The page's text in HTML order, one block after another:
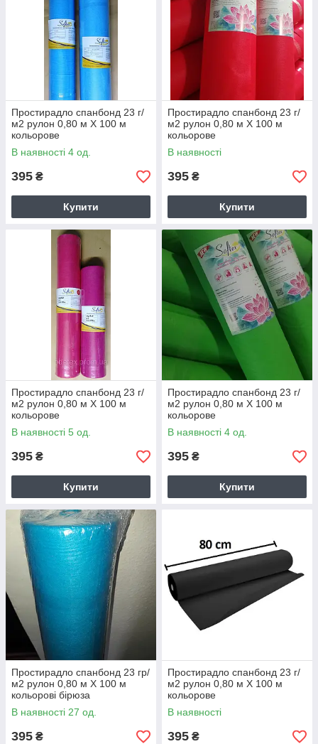
Рулонні простирадла з спанбонду з
доставкою по Україні
Поліпропіленовий спанбонд має доступну вартість, що також
завоював довіру і любов користувачів. Інтернет-магазин SPA
PRODUCTS+ реалізує рулони одноразових простирадлом
різних кольорів і різного метражу. Такий варіант фасування
чудово підходить для професійного використання.
Купуйте простирадла з спанбонду за мінімальною ціною на
ринку, скоротіть свої витрати!
Простирадло спанбонд 23 г/
м2 рулон 0,80 м Х 100 м
кольорове
В наявності 4 од.
395 ₴
Купити
Простирадло спанбонд 23 г/
м2 рулон 0,80 м Х 100 м
кольорове
В наявності
395 ₴
Купити
Простирадло спанбонд 23 г/
м2 рулон 0,80 м Х 100 м
кольорове
В наявності 5 од.
395 ₴
Купити
Простирадло спанбонд 23 г/
м2 рулон 0,80 м Х 100 м
кольорове
В наявності 4 од.
395 ₴
Купити
Простирадло спанбонд 23 гр/
м2 рулон 0,80 м Х 100 м
кольорові бірюза
В наявності 27 од.
395 ₴
Простирадло спанбонд 23 г/
м2 рулон 0,80 м Х 100 м
кольорове
В наявності
395 ₴